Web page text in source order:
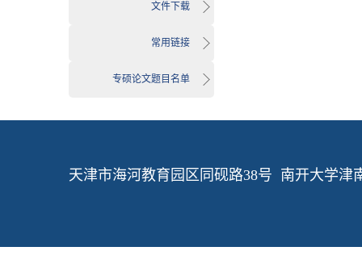
文件下载
常用链接
专硕论文题目名单
天津市海河教育园区同砚路38号 南开大学